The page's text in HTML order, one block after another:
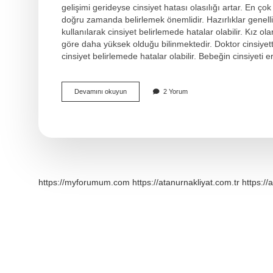
gelişimi gerideyse cinsiyet hatası olasılığı artar. En
doğru zamanda belirlemek önemlidir. Hazırlıklar
kullanılarak cinsiyet belirlemede hatalar olabilir. Kız
göre daha yüksek olduğu bilinmektedir. Doktor
cinsiyet belirlemede hatalar olabilir. Bebeğin cinsiyeti
Devamını okuyunUltrasonda
Erkek
Mu
2 Yorum
https://myforumum.com https://atanurnakliyat.com.tr https://